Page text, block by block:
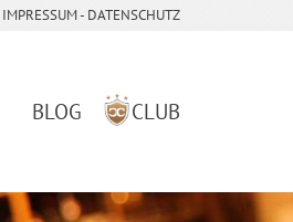
IMPRESSUM- DATENSCHUTZ
BLOG CLUB